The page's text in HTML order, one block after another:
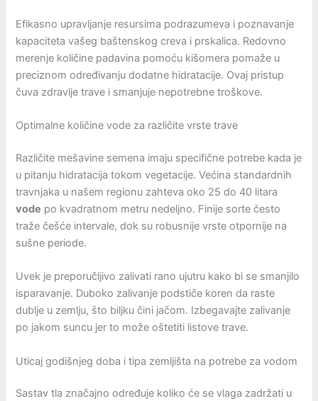
Efikasno upravljanje resursima podrazumeva i poznavanje
kapaciteta vašeg baštenskog creva i prskalica. Redovno
merenje količine padavina pomoću kišomera pomaže u
preciznom određivanju dodatne hidratacije. Ovaj pristup
čuva zdravlje trave i smanjuje nepotrebne troškove.
Optimalne količine vode za različite vrste trave
Različite mešavine semena imaju specifične potrebe kada je
u pitanju hidratacija tokom vegetacije. Većina standardnih
travnjaka u našem regionu zahteva oko 25 do 40 litara
vode po kvadratnom metru nedeljno. Finije sorte često
traže češće intervale, dok su robusnije vrste otpornije na
sušne periode.
Uvek je preporučljivo zalivati rano ujutru kako bi se smanjilo
isparavanje. Duboko zalivanje podstiče koren da raste
dublje u zemlju, što biljku čini jačom. Izbegavajte zalivanje
po jakom suncu jer to može oštetiti listove trave.
Uticaj godišnjeg doba i tipa zemljišta na potrebe za vodom
Sastav tla značajno određuje koliko će se vlaga zadržati u